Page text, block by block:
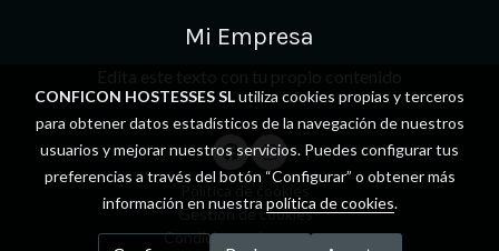
Mi Empresa
Gestión de cookies
Condiciones de compra
CONFICON HOSTESSES SLutiliza cookies propias y terceros
para obtener datos estadísticos de la navegación de nuestros
usuarios y mejorar nuestros servicios. Puedes configurar tus
preferencias a través del botón “Configurar” o obtener más
información en nuestra política de cookies.